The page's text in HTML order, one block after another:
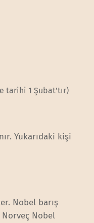
tarihi 1 Şubat’tır)
Yukarıdaki kişi
Nobel barış
Nobel